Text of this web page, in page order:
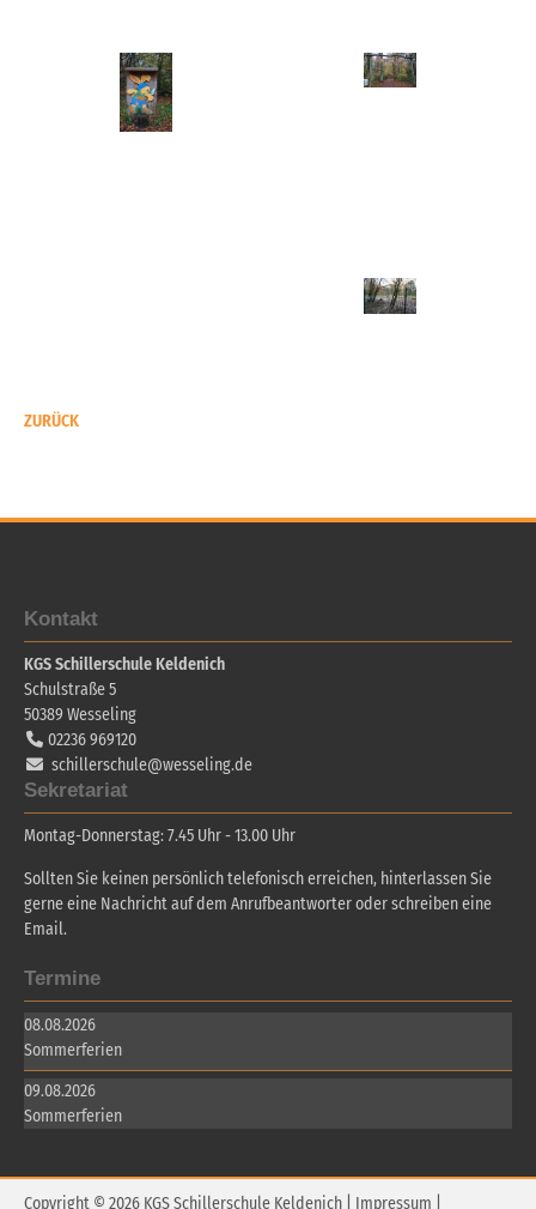
ZURÜCK
Kontakt
KGS Schillerschule Keldenich
Schulstraße 5
50389 Wesseling
02236 969120
schillerschule@wesseling.de
Sekretariat
Montag-Donnerstag: 7.45 Uhr - 13.00 Uhr
Sollten Sie keinen persönlich telefonisch erreichen, hinterlassen Sie
gerne eine Nachricht auf dem Anrufbeantworter oder schreiben eine
Email.
Termine
08.08.2026
Sommerferien
09.08.2026
Sommerferien
Copyright © 2026 KGS Schillerschule Keldenich | Impressum